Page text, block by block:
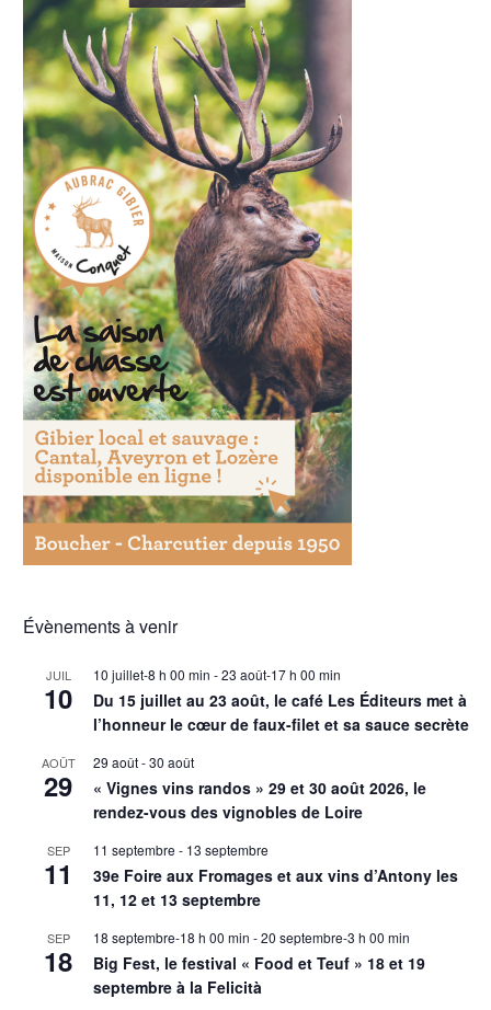
Évènements à venir
JUIL
10
10 juillet-8 h 00 min -23 août-17 h 00 min
Du 15 juillet au 23 août, le café Les Éditeurs met à
l’honneur le cœur de faux-filet et sa sauce secrète
AOÛT
29
29 août-30 août
« Vignes vins randos » 29 et 30 août 2026, le
rendez-vous des vignobles de Loire
SEP
11
11 septembre - 13 septembre
39e Foire aux Fromages et aux vins d’Antony les
11, 12 et 13 septembre
SEP
18
18 septembre-18 h 00 min -20 septembre-3 h 00 min
Big Fest, le festival « Food et Teuf » 18 et 19
septembre à la Felicità